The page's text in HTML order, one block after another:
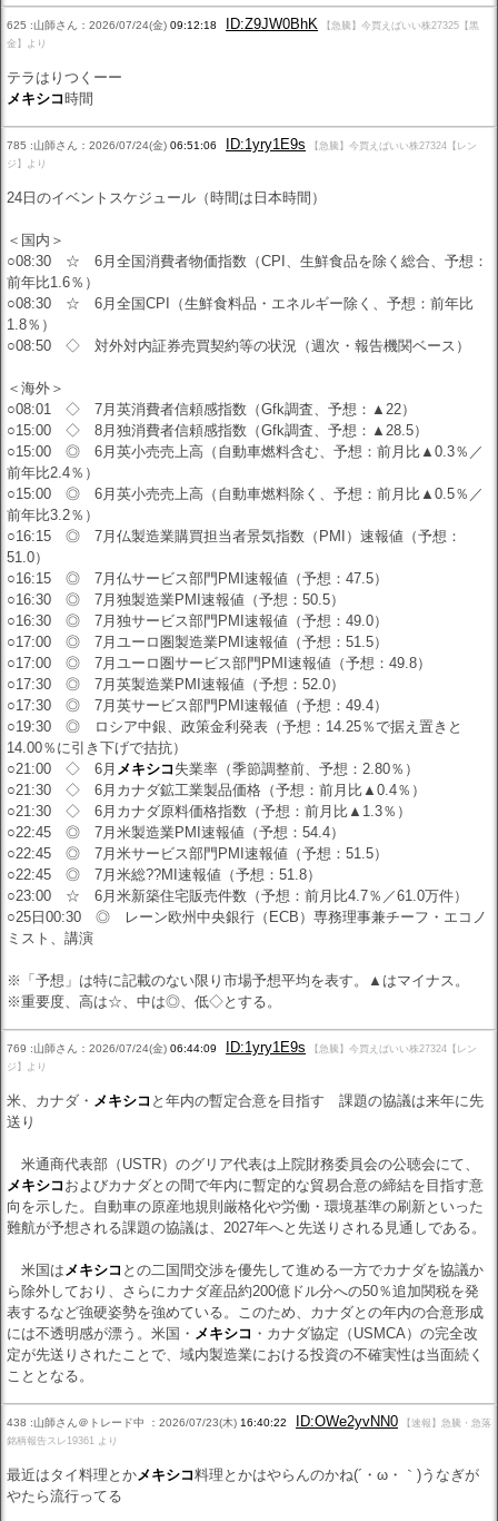
625 :山師さん：2026/07/24(金) 09:12:18 ID:Z9JW0BhK
【急騰】今買えばいい株27325【黒
金】より
テラはりつくーー
メキシコ 時間
785 :山師さん：2026/07/24(金) 06:51:06 ID:1yry1E9s
【急騰】今買えばいい株27324【レン
ジ】より
24日のイベントスケジュール（時間は日本時間）
＜国内＞
○08:30 ☆ 6月全国消費者物価指数（CPI、生鮮食品を除く総合、予想：
前年比1.6％）
○08:30 ☆ 6月全国CPI（生鮮食料品・エネルギー除く、予想：前年比
1.8％）
○08:50 ◇ 対外対内証券売買契約等の状況（週次・報告機関ベース）
＜海外＞
○08:01 ◇ 7月英消費者信頼感指数（Gfk調査、予想：▲22）
○15:00 ◇ 8月独消費者信頼感指数（Gfk調査、予想：▲28.5）
○15:00 ◎ 6月英小売売上高（自動車燃料含む、予想：前月比▲0.3％／
前年比2.4％）
○15:00 ◎ 6月英小売売上高（自動車燃料除く、予想：前月比▲0.5％／
前年比3.2％）
○16:15 ◎ 7月仏製造業購買担当者景気指数（PMI）速報値（予想：
51.0）
○16:15 ◎ 7月仏サービス部門PMI速報値（予想：47.5）
○16:30 ◎ 7月独製造業PMI速報値（予想：50.5）
○16:30 ◎ 7月独サービス部門PMI速報値（予想：49.0）
○17:00 ◎ 7月ユーロ圏製造業PMI速報値（予想：51.5）
○17:00 ◎ 7月ユーロ圏サービス部門PMI速報値（予想：49.8）
○17:30 ◎ 7月英製造業PMI速報値（予想：52.0）
○17:30 ◎ 7月英サービス部門PMI速報値（予想：49.4）
○19:30 ◎ ロシア中銀、政策金利発表（予想：14.25％で据え置きと
14.00％に引き下げで拮抗）
○21:00 ◇ 6月 メキシコ 失業率（季節調整前、予想：2.80％）
○21:30 ◇ 6月カナダ鉱工業製品価格（予想：前月比▲0.4％）
○21:30 ◇ 6月カナダ原料価格指数（予想：前月比▲1.3％）
○22:45 ◎ 7月米製造業PMI速報値（予想：54.4）
○22:45 ◎ 7月米サービス部門PMI速報値（予想：51.5）
○22:45 ◎ 7月米総??MI速報値（予想：51.8）
○23:00 ☆ 6月米新築住宅販売件数（予想：前月比4.7％／61.0万件）
○25日00:30 ◎ レーン欧州中央銀行（ECB）専務理事兼チーフ・エコノ
ミスト、講演
※「予想」は特に記載のない限り市場予想平均を表す。▲はマイナス。
※重要度、高は☆、中は◎、低◇とする。
769 :山師さん：2026/07/24(金) 06:44:09 ID:1yry1E9s
【急騰】今買えばいい株27324【レン
ジ】より
米、カナダ・ メキシコ と年内の暫定合意を目指す 課題の協議は来年に先
送り
米通商代表部（USTR）のグリア代表は上院財務委員会の公聴会にて、
メキシコ およびカナダとの間で年内に暫定的な貿易合意の締結を目指す意
向を示した。自動車の原産地規則厳格化や労働・環境基準の刷新といった
難航が予想される課題の協議は、2027年へと先送りされる見通しである。
米国はメキシコ との二国間交渉を優先して進める一方でカナダを協議か
ら除外しており、さらにカナダ産品約200億ドル分への50％追加関税を発
表するなど強硬姿勢を強めている。このため、カナダとの年内の合意形成
には不透明感が漂う。米国・ メキシコ ・カナダ協定（USMCA）の完全改
定が先送りされたことで、域内製造業における投資の不確実性は当面続く
こととなる。
438 :山師さん＠トレード中 ：2026/07/23(木) 16:40:22 ID:OWe2yvNN0
【速報】急騰・急落
銘柄報告スレ19361 より
最近はタイ料理とかメキシコ料理とかはやらんのかね(´・ω・｀)うなぎが
やたら流行ってる